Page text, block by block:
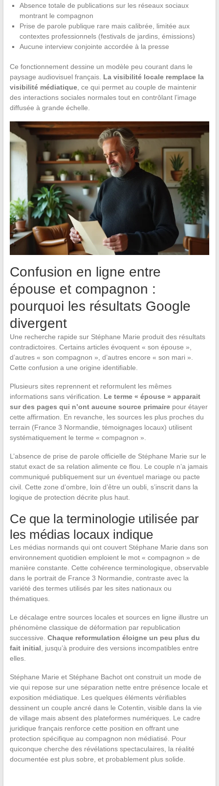
Absence totale de publications sur les réseaux sociaux
montrant le compagnon
Prise de parole publique rare mais calibrée, limitée aux
contextes professionnels (festivals de jardins, émissions)
Aucune interview conjointe accordée à la presse
Ce fonctionnement dessine un modèle peu courant dans le
paysage audiovisuel français. La visibilité locale remplace la
visibilité médiatique, ce qui permet au couple de maintenir
des interactions sociales normales tout en contrôlant l’image
diffusée à grande échelle.
Confusion en ligne entre
épouse et compagnon :
pourquoi les résultats Google
divergent
Une recherche rapide sur Stéphane Marie produit des résultats
contradictoires. Certains articles évoquent « son épouse »,
d’autres « son compagnon », d’autres encore « son mari ».
Cette confusion a une origine identifiable.
Plusieurs sites reprennent et reformulent les mêmes
informations sans vérification. Le terme « épouse » apparait
sur des pages qui n’ont aucune source primairepour étayer
cette affirmation. En revanche, les sources les plus proches du
terrain (France 3 Normandie, témoignages locaux) utilisent
systématiquement le terme « compagnon ».
L’absence de prise de parole officielle de Stéphane Marie sur le
statut exact de sa relation alimente ce flou. Le couple n’a jamais
communiqué publiquement sur un éventuel mariage ou pacte
civil. Cette zone d’ombre, loin d’être un oubli, s’inscrit dans la
logique de protection décrite plus haut.
Ce que la terminologie utilisée par
les médias locaux indique
Les médias normands qui ont couvert Stéphane Marie dans son
environnement quotidien emploient le mot « compagnon » de
manière constante. Cette cohérence terminologique, observable
dans le portrait de France 3 Normandie, contraste avec la
variété des termes utilisés par les sites nationaux ou
thématiques.
Le décalage entre sources locales et sources en ligne illustre un
phénomène classique de déformation par republication
successive. Chaque reformulation éloigne un peu plus du
fait initial , jusqu’à produire des versions incompatibles entre
elles.
Stéphane Marie et Stéphane Bachot ont construit un mode de
vie qui repose sur une séparation nette entre présence locale et
exposition médiatique. Les quelques éléments vérifiables
dessinent un couple ancré dans le Cotentin, visible dans la vie
de village mais absent des plateformes numériques. Le cadre
juridique français renforce cette position en offrant une
protection spécifique au compagnon non médiatisé. Pour
quiconque cherche des révélations spectaculaires, la réalité
documentée est plus sobre, et probablement plus solide.